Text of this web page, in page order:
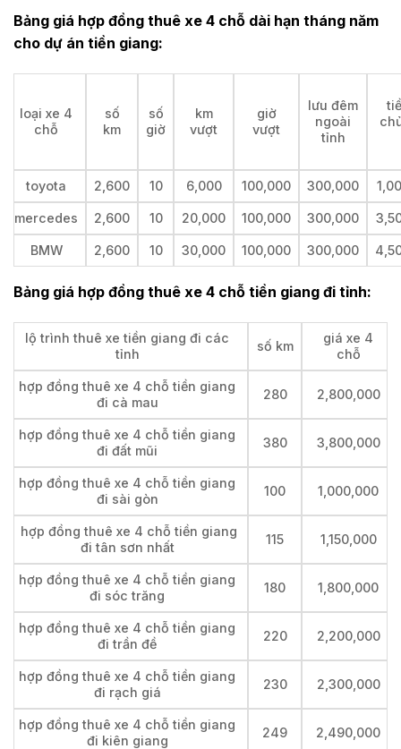
Bảng giá hợp đồng thuê xe 4 chỗ dài hạn tháng năm
cho dự án tiền giang:
loại xe 4
chỗ
số
km
số
giờ
km
vượt
giờ
vượt
lưu đêm
ngoài
tỉnh
toyota 2,600 10 6,000 100,000 300,000
mercedes 2,600 10 20,000 100,000 300,000
BMW 2,600 10 30,000 100,000 300,000
Bảng giá hợp đồng thuê xe 4 chỗ tiền giang đi tỉnh:
lộ trình thuê xe tiền giang đi các
tỉnh
số km
giá xe 4
chỗ
hợp đồng thuê xe 4 chỗ tiền giang
đi cà mau
280 2,800,000
hợp đồng thuê xe 4 chỗ tiền giang
đi đất mũi
380 3,800,000
hợp đồng thuê xe 4 chỗ tiền giang
đi sài gòn
100 1,000,000
hợp đồng thuê xe 4 chỗ tiền giang
đi tân sơn nhất
115 1,150,000
hợp đồng thuê xe 4 chỗ tiền giang
đi sóc trăng
180 1,800,000
hợp đồng thuê xe 4 chỗ tiền giang
đi trần đề
220 2,200,000
hợp đồng thuê xe 4 chỗ tiền giang
đi rạch giá
230 2,300,000
hợp đồng thuê xe 4 chỗ tiền giang
đi kiên giang
249 2,490,000